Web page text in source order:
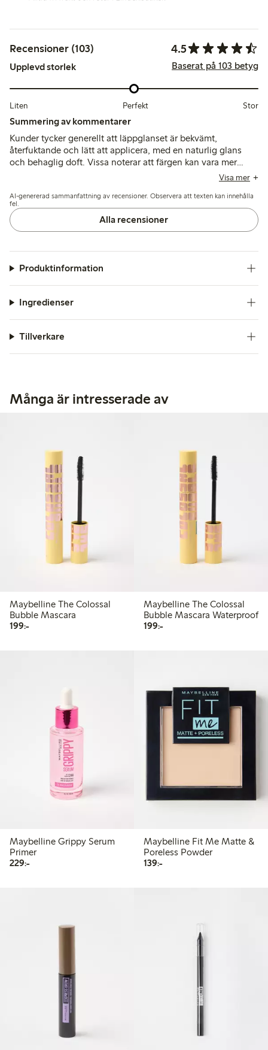
Recensioner (103) 4.5
Upplevd storlek Baserat på 103 betyg
Liten Perfekt Stor
Summering av kommentarer
Kunder tycker generellt att läppglanset är bekvämt,
återfuktande och lätt att applicera, med en naturlig glans
och behaglig doft. Vissa noterar att färgen kan vara mer
täckande än väntat, och några nämner en klibbig konsistens
Visa mer
AI-genererad sammanfattning av recensioner. Observera att texten kan innehålla
fel.
Alla recensioner
Produktinformation
Ingredienser
Tillverkare
Många är intresserade av
Maybelline The Colossal
Bubble Mascara
199:-199,00 kr
Maybelline The Colossal
Bubble Mascara Waterproof
199:-199,00 kr
Maybelline Grippy Serum
Primer
229:-229,00 kr
Maybelline Fit Me Matte &
Poreless Powder
139:-139,00 kr